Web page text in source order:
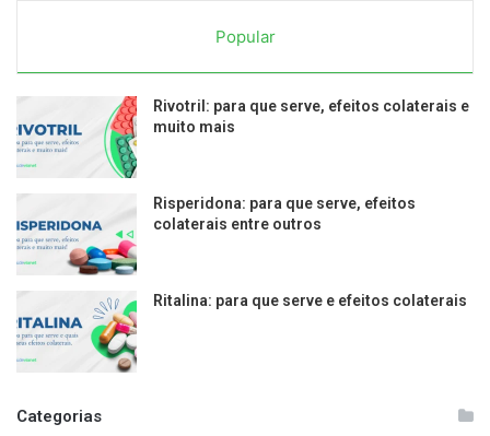
Popular
Rivotril: para que serve, efeitos colaterais e
muito mais
Risperidona: para que serve, efeitos
colaterais entre outros
Ritalina: para que serve e efeitos colaterais
Categorias